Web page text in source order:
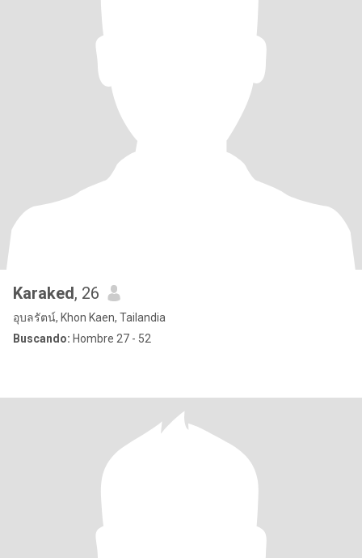
Karaked, 26
อุบลรัตน์, Khon Kaen, Tailandia
Buscando: Hombre 27 - 52